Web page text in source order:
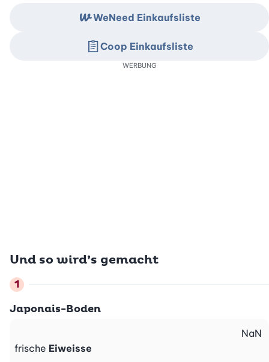
Und so wird’s gemacht
Japonais-Boden
frische Eiweisse
NaN
WeNeed Einkaufsliste
Coop Einkaufsliste
WERBUNG